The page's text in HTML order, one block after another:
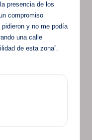
presencia de los
compromiso
y no me podía
una calle
de esta zona”.